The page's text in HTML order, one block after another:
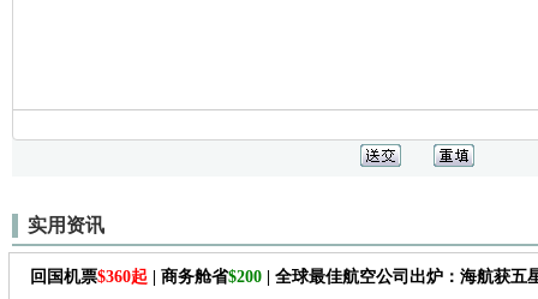
实用资讯
回国机票$360起 | 商务舱省$200 | 全球最佳航空公司出炉：海航获五